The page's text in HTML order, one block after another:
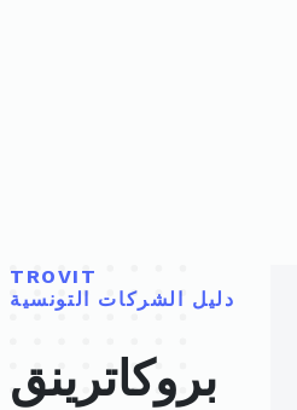
TROVIT
دليل الشركات التونسية
بروكاترينق